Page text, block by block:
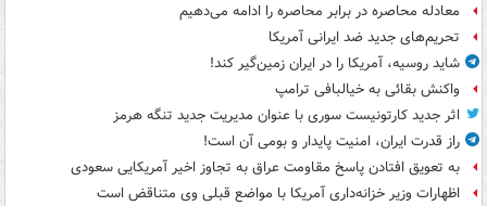
معادله محاصره در برابر محاصره را ادامه می‌دهیم
تحریم‌های جدید ضد ایرانی آمریکا
شاید روسیه، آمریکا را در ایران زمین‌گیر کند!
واکنش بقائی به خیالبافی ترامپ
اثر جدید کارتونیست سوری با عنوان مدیریت جدید تنگه هرمز
راز قدرت ایران، امنیت پایدار و بومی آن است!
به تعویق افتادن پاسخ مقاومت عراق به تجاوز اخیر آمریکایی سعودی
اظهارات وزیر خزانه‌داری آمریکا با مواضع قبلی وی متناقض است